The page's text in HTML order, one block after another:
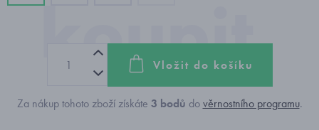
Vložit do košíku
Za nákup tohoto zboží získáte 3 bodů dověrnostního programu.